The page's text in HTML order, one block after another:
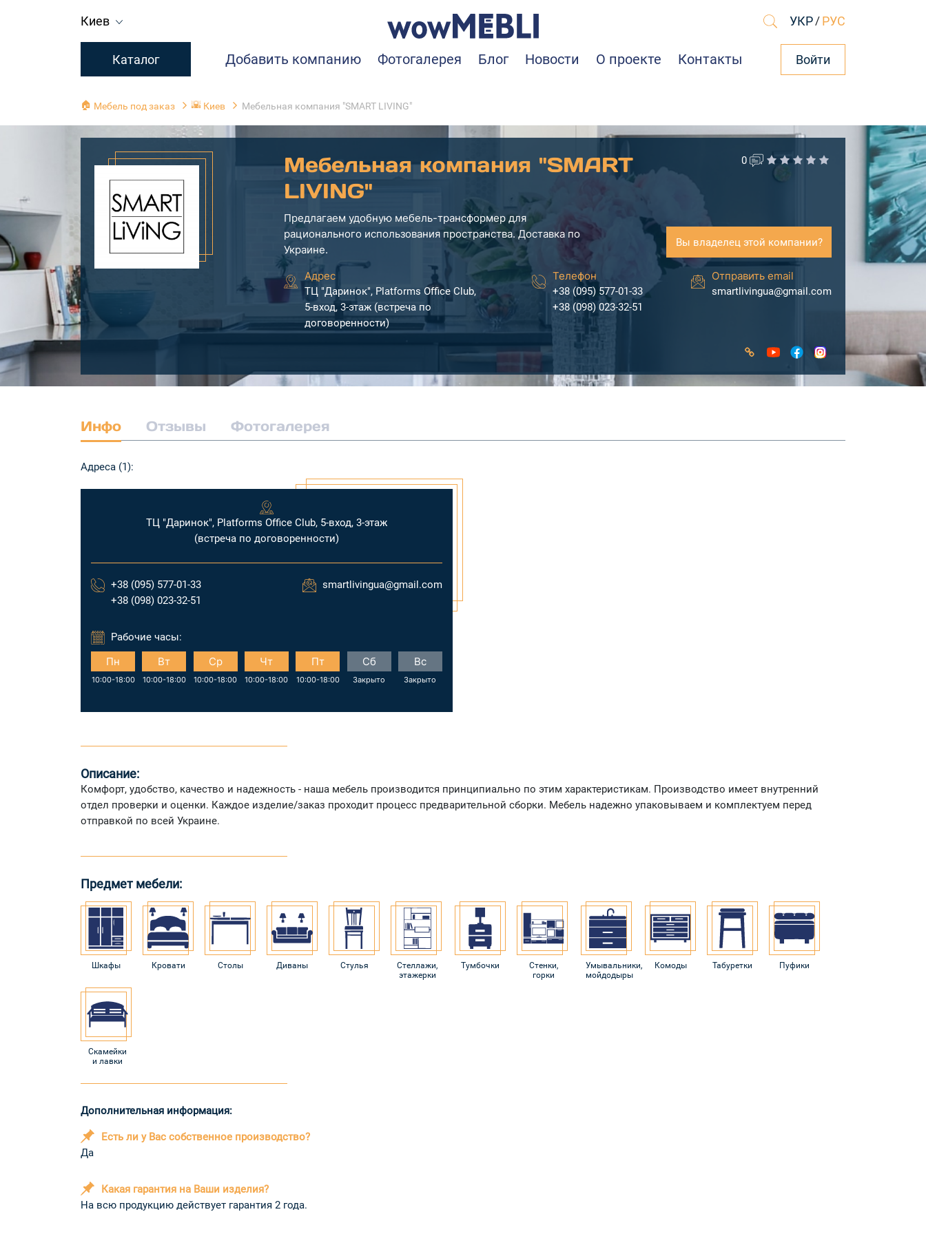
Киев УКР / РУС
Каталог Добавить компанию Фотогалерея Блог Новости О проекте Контакты Войти
🏠 Мебель под заказ 🌇 Киев Мебельная компания "SMART LIVING"
Мебельная компания "SMART
LIVING"
Предлагаем удобную мебель-трансформер для
рационального использования пространства. Доставка по
Украине.
0
Вы владелец этой компании?
Адрес
ТЦ "Даринок", Platforms Office Club,
5-вход, 3-этаж (встреча по
договоренности)
Телефон
+38 (095) 577-01-33
+38 (098) 023-32-51
Отправить email
smartlivingua@gmail.com
Инфо Отзывы Фотогалерея
Адреса (1):
ТЦ "Даринок", Platforms Office Club, 5-вход, 3-этаж
(встреча по договоренности)
+38 (095) 577-01-33
+38 (098) 023-32-51
smartlivingua@gmail.com
Рабочие часы:
Пн
10:00-18:00
Вт
10:00-18:00
Ср
10:00-18:00
Чт
10:00-18:00
Пт
10:00-18:00
Сб
Закрыто
Вс
Закрыто
Описание:
Комфорт, удобство, качество и надежность - наша мебель производится принципиально по этим характеристикам. Производство имеет внутренний
отдел проверки и оценки. Каждое изделие/заказ проходит процесс предварительной сборки. Мебель надежно упаковываем и комплектуем перед
отправкой по всей Украине.
Предмет мебели:
Шкафы Кровати Столы Диваны Стулья
Стеллажи,
этажерки
Тумбочки
Стенки,
горки
Умывальники,
мойдодыры
Комоды Табуретки Пуфики
Скамейки
и лавки
Дополнительная информация:
Есть ли у Вас собственное производство?
Да
Какая гарантия на Ваши изделия?
На всю продукцию действует гарантия 2 года.